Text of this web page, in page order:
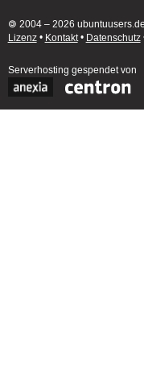
🄯 2004 – 2026
Lizenz• Kontakt• Datenschutz
Serverhosting gespendet von